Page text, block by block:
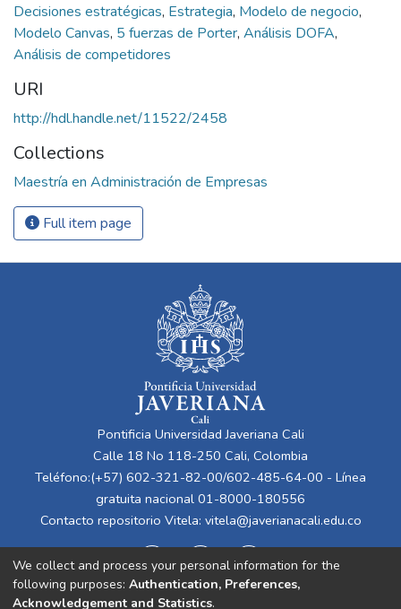
Decisiones estratégicas, Estrategia, Modelo de negocio,
Modelo Canvas, 5 fuerzas de Porter, Análisis DOFA,
Análisis de competidores
URI
http://hdl.handle.net/11522/2458
Collections
Maestría en Administración de Empresas
Full item page
Pontificia Universidad Javeriana Cali
Calle 18 No 118-250 Cali, Colombia
Teléfono:(+57) 602-321-82-00/602-485-64-00 - Línea
gratuita nacional 01-8000-180556
Contacto repositorio Vitela: vitela@javerianacali.edu.co
We collect and process your personal information for the
following purposes: Authentication, Preferences,
Acknowledgement and Statistics.